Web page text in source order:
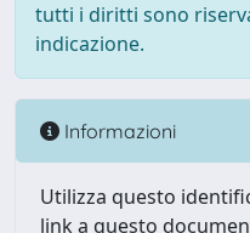
tutti i diritti sono
indicazione.
Informazioni
Utilizza questo
link a questo